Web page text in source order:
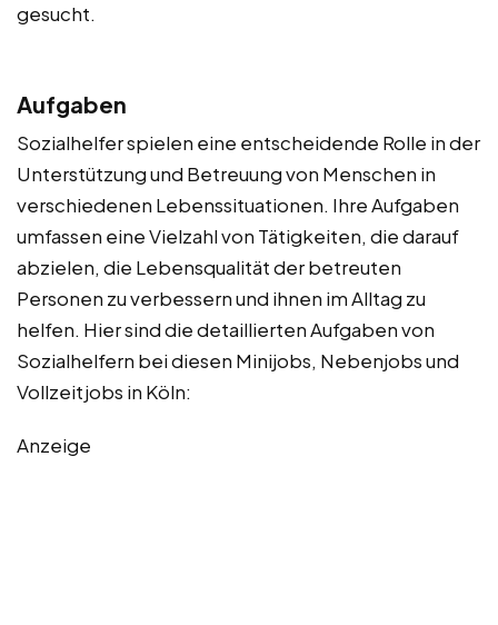
gesucht.
Aufgaben
Sozialhelfer spielen eine entscheidende Rolle in der
Unterstützung und Betreuung von Menschen in
verschiedenen Lebenssituationen. Ihre Aufgaben
umfassen eine Vielzahl von Tätigkeiten, die darauf
abzielen, die Lebensqualität der betreuten
Personen zu verbessern und ihnen im Alltag zu
helfen. Hier sind die detaillierten Aufgaben von
Sozialhelfern bei diesen Minijobs, Nebenjobs und
Vollzeitjobs in Köln:
Anzeige